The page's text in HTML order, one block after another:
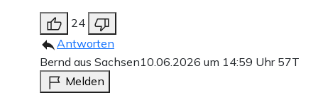
24
Antworten
Bernd aus Sachsen10.06.2026 um 14:59 Uhr 57T
Melden